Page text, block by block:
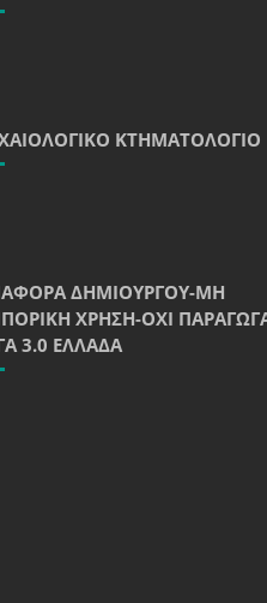
ΚΤΗΜΑΤΟΛΌΓΙΟ
ΔΗΜΙΟΥΡΓΟΎ-ΜΗ
ΧΡΉΣΗ-ΌΧΙ
3.0 ΕΛΛΆΔΑ